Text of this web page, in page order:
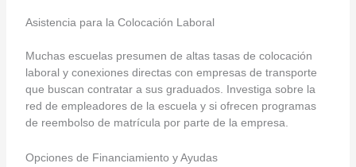
Asistencia para la Colocación Laboral
Muchas escuelas presumen de altas tasas de colocación
laboral y conexiones directas con empresas de transporte
que buscan contratar a sus graduados. Investiga sobre la
red de empleadores de la escuela y si ofrecen programas
de reembolso de matrícula por parte de la empresa.
Opciones de Financiamiento y Ayudas